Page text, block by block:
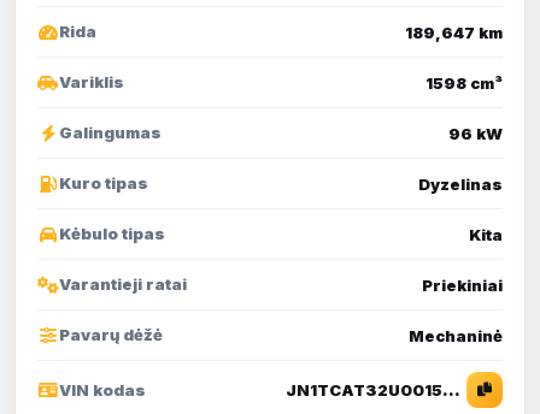
Rida 189,647 km
Variklis 1598 cm³
Galingumas 96 kW
Kuro tipas Dyzelinas
Kėbulo tipas Kita
Varantieji ratai Priekiniai
Pavarų dėžė Mechaninė
VIN kodas JN1TCAT32U0015077